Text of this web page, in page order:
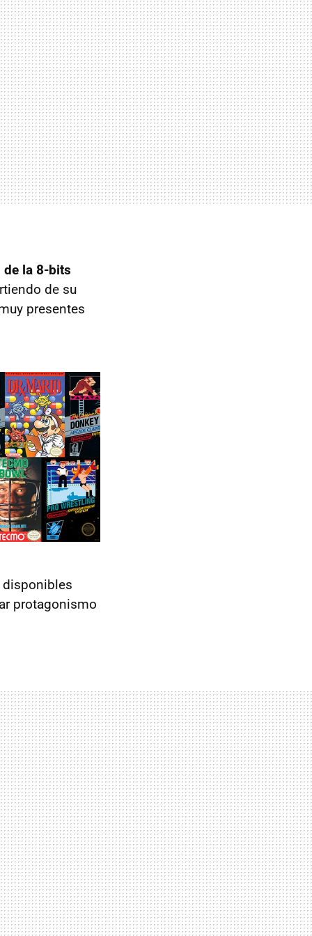
la 8-bits
de su
presentes
disponibles
protagonismo